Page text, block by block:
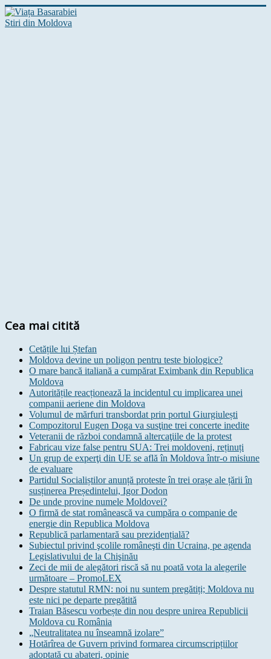
Stiri din Moldova
Cea mai citită
Cetățile lui Ștefan
Moldova devine un poligon pentru teste biologice?
O mare bancă italiană a cumpărat Eximbank din Republica
Moldova
Autoritățile reacționează la incidentul cu implicarea unei
companii aeriene din Moldova
Volumul de mărfuri transbordat prin portul Giurgiulești
Compozitorul Eugen Doga va susţine trei concerte inedite
Veteranii de război condamnă altercaţiile de la protest
Fabricau vize false pentru SUA: Trei moldoveni, reținuți
Un grup de experţi din UE se află în Moldova într-o misiune
de evaluare
Partidul Socialiștilor anunță proteste în trei orașe ale țării în
susținerea Președintelui, Igor Dodon
De unde provine numele Moldovei?
O firmă de stat românească va cumpăra o companie de
energie din Republica Moldova
Republică parlamentară sau prezidențială?
Subiectul privind şcolile româneşti din Ucraina, pe agenda
Legislativului de la Chişinău
Zeci de mii de alegători riscă să nu poată vota la alegerile
următoare – PromoLEX
Despre statutul RMN: noi nu suntem pregătiți; Moldova nu
este nici pe departe pregătită
Traian Băsescu vorbește din nou despre unirea Republicii
Moldova cu România
„Neutralitatea nu înseamnă izolare”
Hotărîrea de Guvern privind formarea circumscripțiilor
adoptată cu abateri, opinie